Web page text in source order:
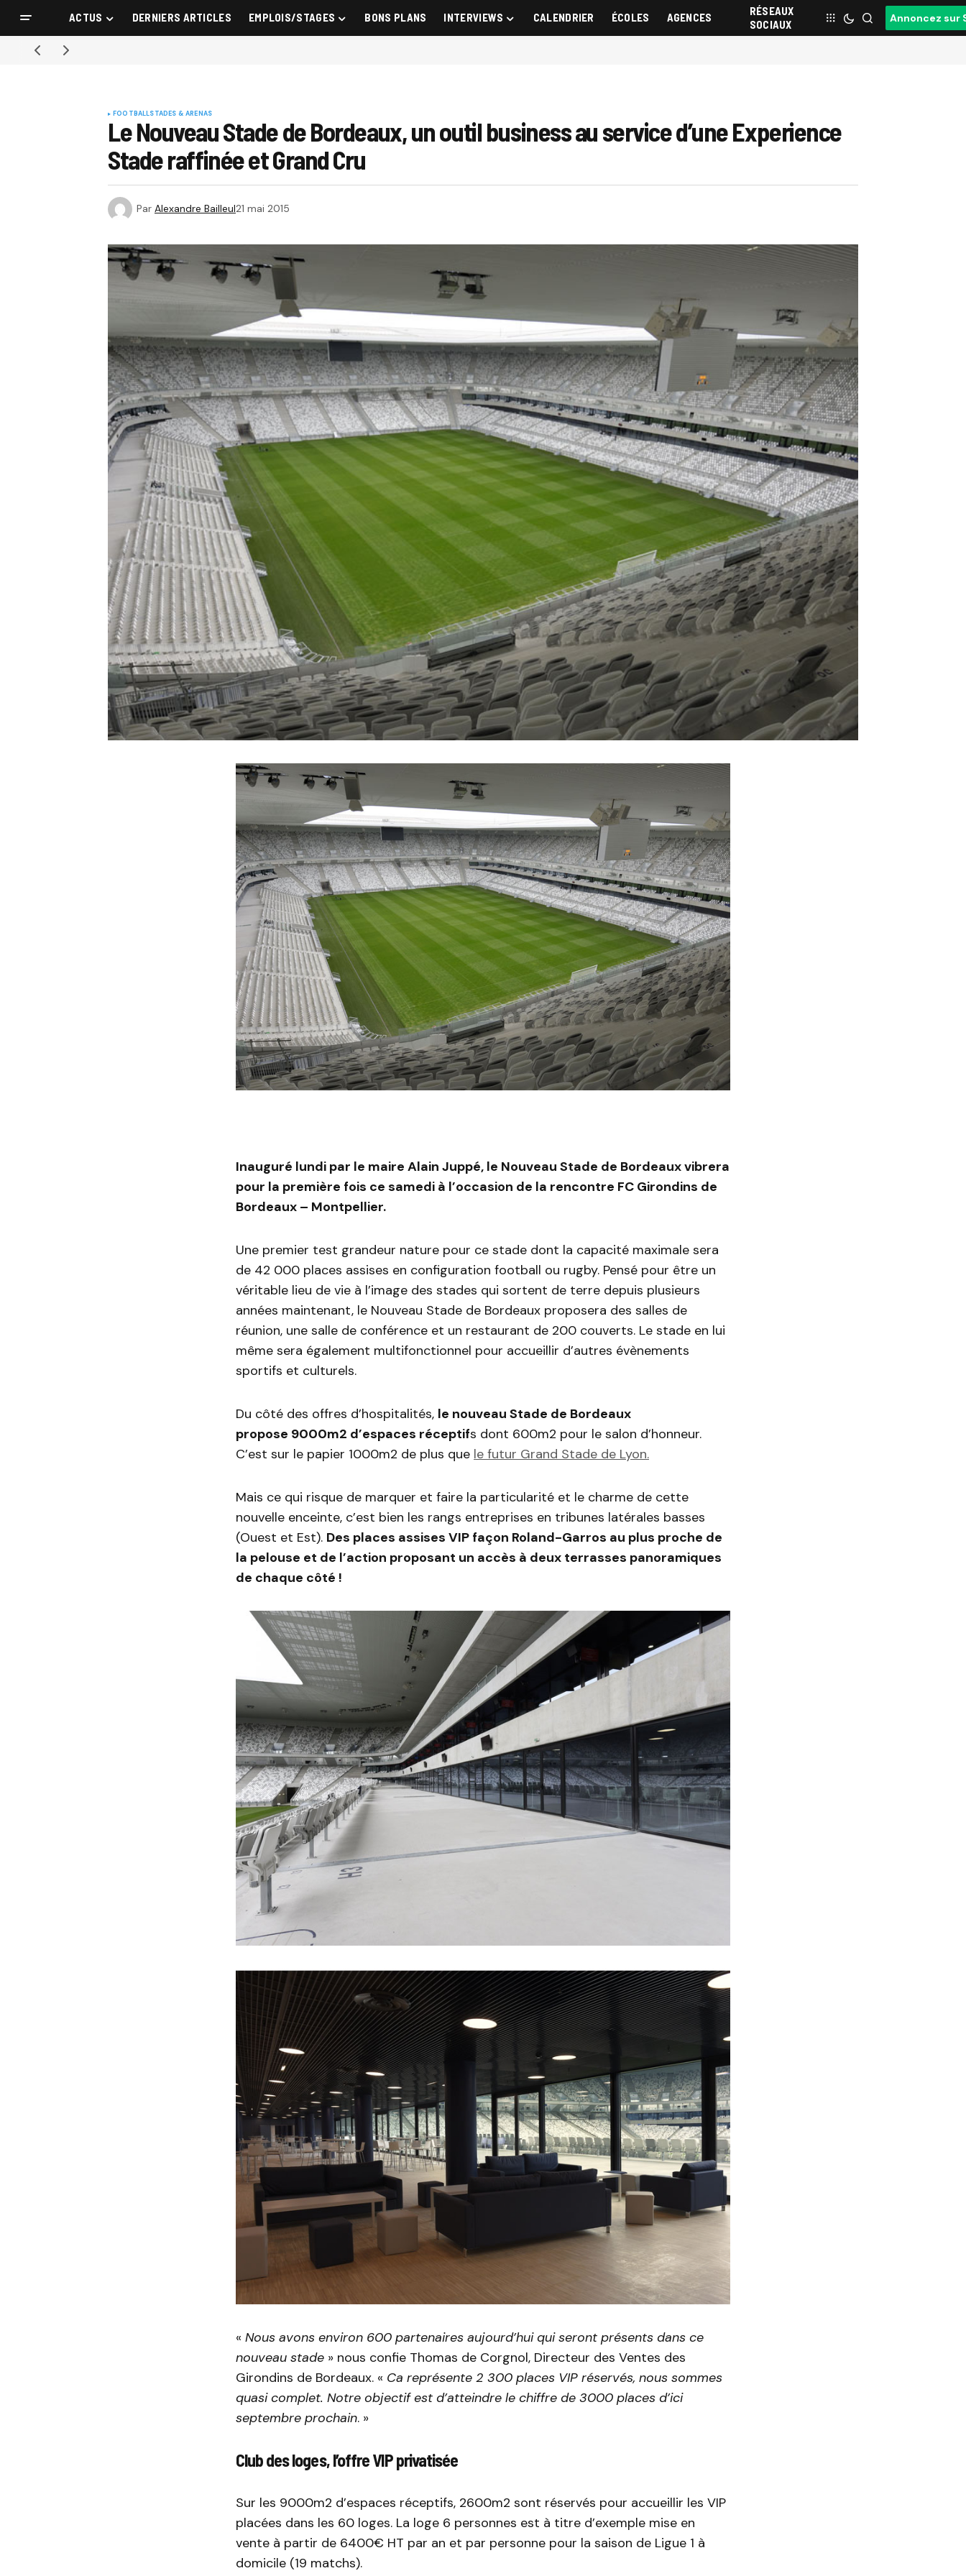
ACTUS DERNIERS ARTICLES EMPLOIS/STAGES BONS PLANS INTERVIEWS CALENDRIER ÉCOLES AGENCES
RÉSEAUX
SOCIAUX
Annoncez sur
FOOTBALLSTADES & ARENAS
Le Nouveau Stade de Bordeaux, un outil business au service d’une Experience
Stade raffinée et Grand Cru
Par Alexandre Bailleul21 mai 2015
Inauguré lundi par le maire Alain Juppé, le Nouveau Stade de Bordeaux vibrera
pour la première fois ce samedi à l’occasion de la rencontre FC Girondins de
Bordeaux – Montpellier.
Une premier test grandeur nature pour ce stade dont la capacité maximale sera
de 42 000 places assises en configuration football ou rugby. Pensé pour être un
véritable lieu de vie à l’image des stades qui sortent de terre depuis plusieurs
années maintenant, le Nouveau Stade de Bordeaux proposera des salles de
réunion, une salle de conférence et un restaurant de 200 couverts. Le stade en lui
même sera également multifonctionnel pour accueillir d’autres évènements
sportifs et culturels.
Du côté des offres d’hospitalités, le nouveau Stade de Bordeaux
propose 9000m2 d’espaces réceptifs dont 600m2 pour le salon d’honneur.
C’est sur le papier 1000m2 de plus que le futur Grand Stade de Lyon.
Mais ce qui risque de marquer et faire la particularité et le charme de cette
nouvelle enceinte, c’est bien les rangs entreprises en tribunes latérales basses
(Ouest et Est). Des places assises VIP façon Roland-Garros au plus proche de
la pelouse et de l’action proposant un accès à deux terrasses panoramiques
de chaque côté !
« Nous avons environ 600 partenaires aujourd’hui qui seront présents dans ce
nouveau stade » nous confie Thomas de Corgnol, Directeur des Ventes des
Girondins de Bordeaux. « Ca représente 2 300 places VIP réservés, nous sommes
quasi complet. Notre objectif est d’atteindre le chiffre de 3000 places d’ici
septembre prochain. »
Club des loges, l’offre VIP privatisée
Sur les 9000m2 d’espaces réceptifs, 2600m2 sont réservés pour accueillir les VIP
placées dans les 60 loges. La loge 6 personnes est à titre d’exemple mise en
vente à partir de 6400€ HT par an et par personne pour la saison de Ligue 1 à
domicile (19 matchs).